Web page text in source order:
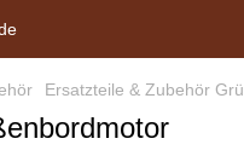
Ersatzteile & Zubehör